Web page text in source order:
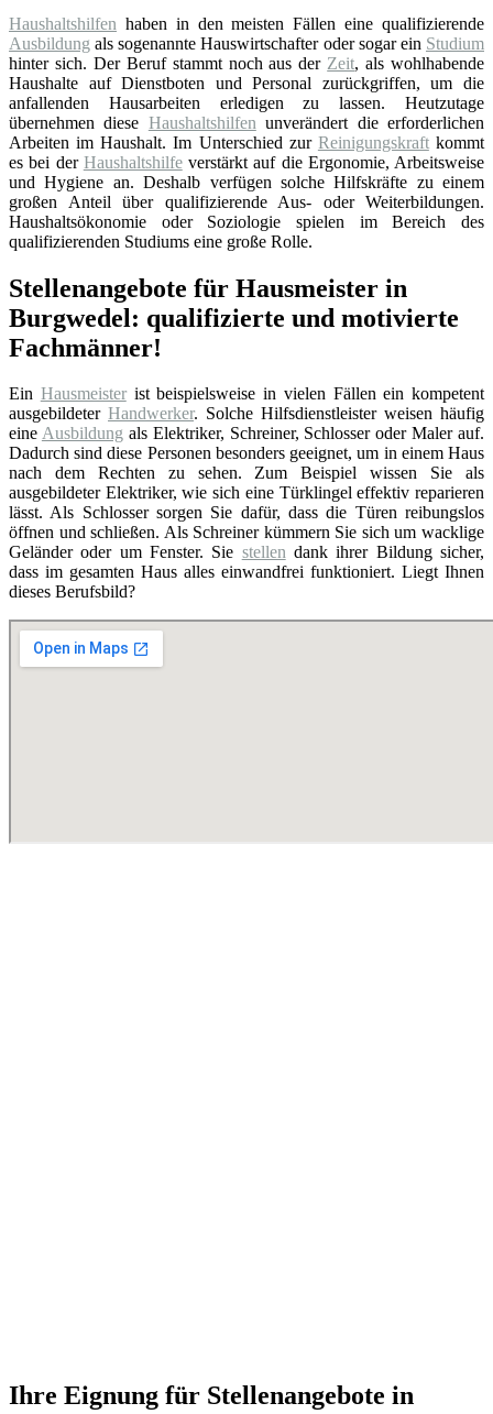
Haushaltshilfen haben in den meisten Fällen eine qualifizierende
Ausbildung als sogenannte Hauswirtschafter oder sogar ein Studium
hinter sich. Der Beruf stammt noch aus der Zeit, als wohlhabende
Haushalte auf Dienstboten und Personal zurückgriffen, um die
anfallenden Hausarbeiten erledigen zu lassen. Heutzutage
übernehmen diese Haushaltshilfen unverändert die erforderlichen
Arbeiten im Haushalt. Im Unterschied zur Reinigungskraftkommt
es bei der Haushaltshilfeverstärkt auf die Ergonomie, Arbeitsweise
und Hygiene an. Deshalb verfügen solche Hilfskräfte zu einem
großen Anteil über qualifizierende Aus- oder Weiterbildungen.
Haushaltsökonomie oder Soziologie spielen im Bereich des
qualifizierenden Studiums eine große Rolle.
Stellenangebote für Hausmeister in
Burgwedel: qualifizierte und motivierte
Fachmänner!
Ein Hausmeisterist beispielsweise in vielen Fällen ein kompetent
ausgebildeter Handwerker. Solche Hilfsdienstleister weisen häufig
eine Ausbildungals Elektriker, Schreiner, Schlosser oder Maler auf.
Dadurch sind diese Personen besonders geeignet, um in einem Haus
nach dem Rechten zu sehen. Zum Beispiel wissen Sie als
ausgebildeter Elektriker, wie sich eine Türklingel effektiv reparieren
lässt. Als Schlosser sorgen Sie dafür, dass die Türen reibungslos
öffnen und schließen. Als Schreiner kümmern Sie sich um wacklige
Geländer oder um Fenster. Sie stellendank ihrer Bildung sicher,
dass im gesamten Haus alles einwandfrei funktioniert. Liegt Ihnen
dieses Berufsbild?
Ihre Eignung für Stellenangebote in